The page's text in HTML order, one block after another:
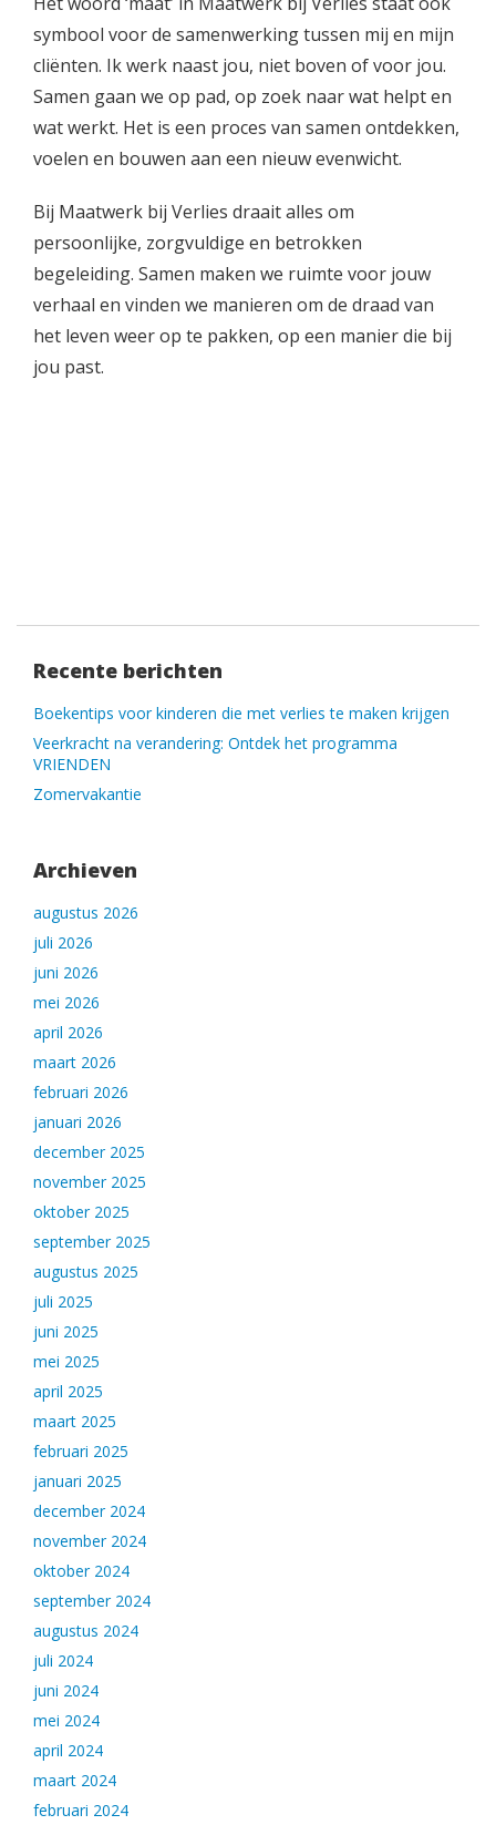
symbool voor de samenwerking tussen mij en mijn
cliënten. Ik werk naast jou, niet boven of voor jou.
Samen gaan we op pad, op zoek naar wat helpt en
wat werkt. Het is een proces van samen ontdekken,
voelen en bouwen aan een nieuw evenwicht.
Bij Maatwerk bij Verlies draait alles om
persoonlijke, zorgvuldige en betrokken
begeleiding. Samen maken we ruimte voor jouw
verhaal en vinden we manieren om de draad van
het leven weer op te pakken, op een manier die bij
jou past.
Recente berichten
Boekentips voor kinderen die met verlies te maken krijgen
Veerkracht na verandering: Ontdek het programma
VRIENDEN
Zomervakantie
Archieven
augustus 2026
juli 2026
juni 2026
mei 2026
april 2026
maart 2026
februari 2026
januari 2026
december 2025
november 2025
oktober 2025
september 2025
augustus 2025
juli 2025
juni 2025
mei 2025
april 2025
maart 2025
februari 2025
januari 2025
december 2024
november 2024
oktober 2024
september 2024
augustus 2024
juli 2024
juni 2024
mei 2024
april 2024
maart 2024
februari 2024